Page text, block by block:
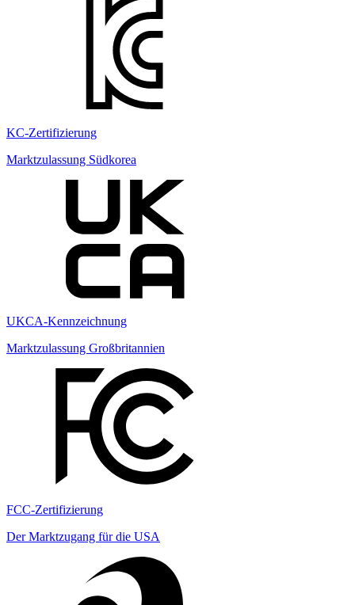
KC-Zertifizierung
Marktzulassung Südkorea
UKCA-Kennzeichnung
Marktzulassung Großbritannien
FCC-Zertifizierung
Der Marktzugang für die USA